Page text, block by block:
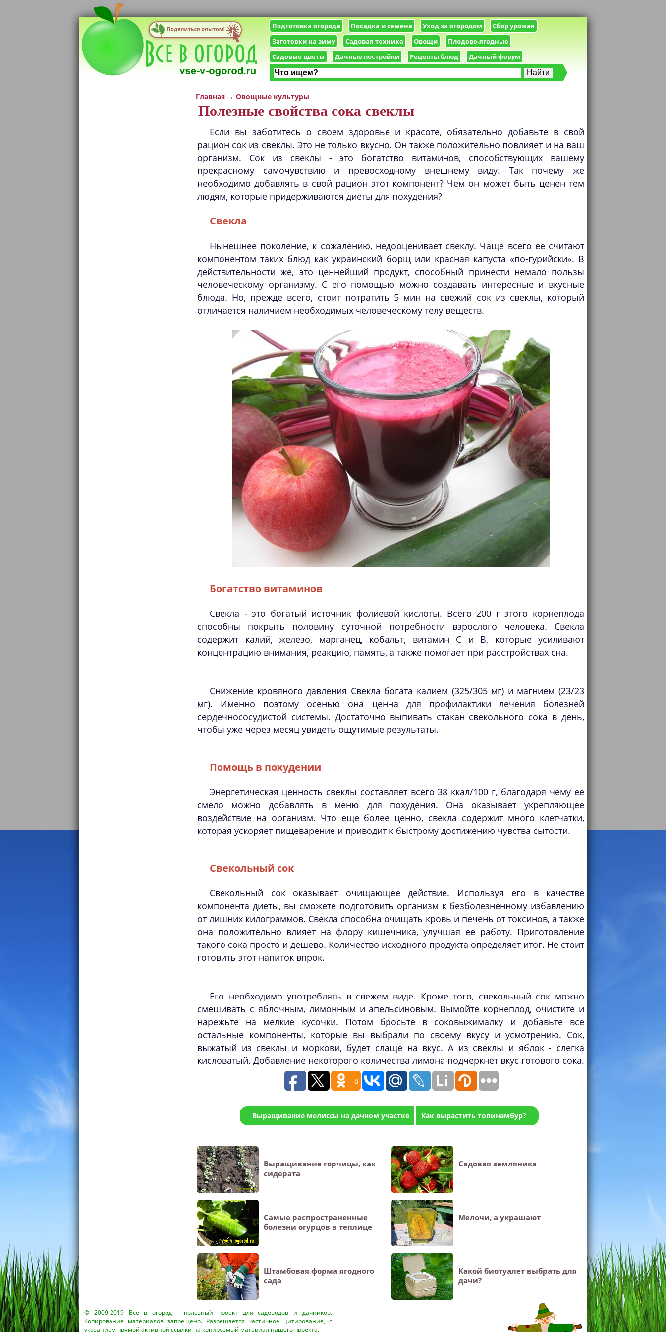
Подготовка огорода Посадка и семена Уход за огородом
Сбор урожая
Заготовки на зиму
Садовая техника Овощи
Плодово-ягодные
Садовые цветы
Дачные постройки Рецепты блюд Дачный форум
Главная → Овощные культуры
Полезные свойства сока свеклы
Если вы заботитесь о своем здоровье и красоте, обязательно добавьте в свой
рацион сок из свеклы. Это не только вкусно. Он также положительно повлияет и на ваш
организм. Сок из свеклы - это богатство витаминов, способствующих вашему
прекрасному самочувствию и превосходному внешнему виду. Так почему же
необходимо добавлять в свой рацион этот компонент? Чем он может быть ценен тем
людям, которые придерживаются диеты для похудения?
Свекла
Нынешнее поколение, к сожалению, недооценивает свеклу. Чаще всего ее считают
компонентом таких блюд как украинский борщ или красная капуста «по-гурийски». В
действительности же, это ценнейший продукт, способный принести немало пользы
человеческому организму. С его помощью можно создавать интересные и вкусные
блюда. Но, прежде всего, стоит потратить 5 мин на свежий сок из свеклы, который
отличается наличием необходимых человеческому телу веществ.
Богатство витаминов
Свекла - это богатый источник фолиевой кислоты. Всего 200 г этого корнеплода
способны покрыть половину суточной потребности взрослого человека. Свекла
содержит калий, железо, марганец, кобальт, витамин С и В, которые усиливают
концентрацию внимания, реакцию, память, а также помогает при расстройствах сна.
Снижение кровяного давления Свекла богата калием (325/305 мг) и магнием (23/23
мг). Именно поэтому осенью она ценна для профилактики лечения болезней
сердечнососудистой системы. Достаточно выпивать стакан свекольного сока в день,
чтобы уже через месяц увидеть ощутимые результаты.
Помощь в похудении
Энергетическая ценность свеклы составляет всего 38 ккал/100 г, благодаря чему ее
смело можно добавлять в меню для похудения. Она оказывает укрепляющее
воздействие на организм. Что еще более ценно, свекла содержит много клетчатки,
которая ускоряет пищеварение и приводит к быстрому достижению чувства сытости.
Свекольный сок
Свекольный сок оказывает очищающее действие. Используя его в качестве
компонента диеты, вы сможете подготовить организм к безболезненному избавлению
от лишних килограммов. Свекла способна очищать кровь и печень от токсинов, а также
она положительно влияет на флору кишечника, улучшая ее работу. Приготовление
такого сока просто и дешево. Количество исходного продукта определяет итог. Не стоит
готовить этот напиток впрок.
Его необходимо употреблять в свежем виде. Кроме того, свекольный сок можно
смешивать с яблочным, лимонным и апельсиновым. Вымойте корнеплод, очистите и
нарежьте на мелкие кусочки. Потом бросьте в соковыжималку и добавьте все
остальные компоненты, которые вы выбрали по своему вкусу и усмотрению. Сок,
выжатый из свеклы и моркови, будет слаще на вкус. А из свеклы и яблок - слегка
кисловатый. Добавление некоторого количества лимона подчеркнет вкус готового сока.
8
Выращивание мелиссы на дачном участке Как вырастить топинамбур?
Выращивание горчицы, как
сидерата
Садовая земляника
Самые распространенные
болезни огурцов в теплице
Мелочи, а украшают
Штамбовая форма ягодного
сада
Какой биотуалет выбрать для
дачи?
© 2009-2019 Все в огород - полезный проект для садоводов и дачников.
Копирование материалов запрещено. Разрешается частичное цитирование, с
указанием прямой активной ссылки на копируемый материал нашего проекта.